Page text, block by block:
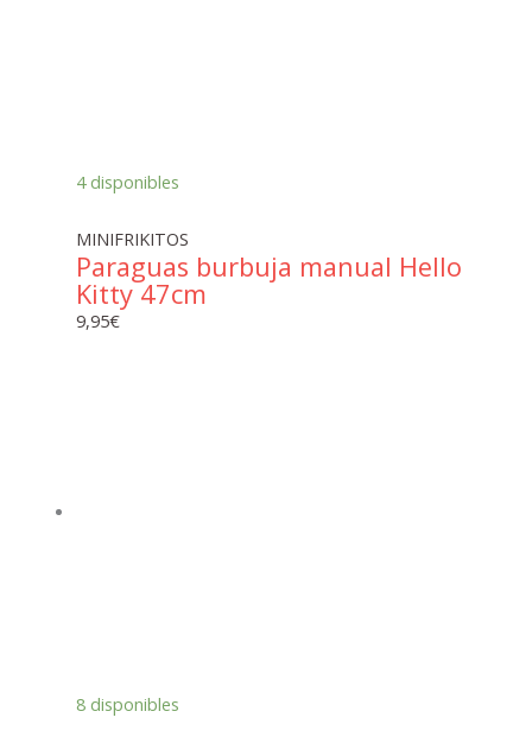
4 disponibles
MINIFRIKITOS
Paraguas burbuja manual Hello
Kitty 47cm
9,95€
8 disponibles